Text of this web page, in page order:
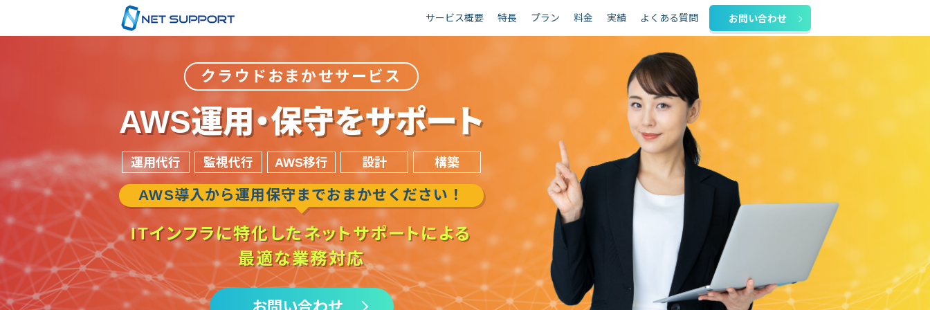
サービス概要 特長 プラン 料金 実績 よくある質問 お問い合わせ
クラウドおまかせサービス
AWS運用・保守をサポート
運用代行 監視代行 AWS移行 設計 構築
AWS導入から運用保守までおまかせください！
ITインフラに特化したネットサポートによる
最適な業務対応